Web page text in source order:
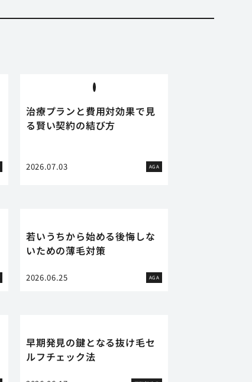
治療プランと費用対効果で見
る賢い契約の結び方
2026.07.03 AGA
若いうちから始める後悔しな
いための薄毛対策
2026.06.25 AGA
早期発見の鍵となる抜け毛セ
ルフチェック法